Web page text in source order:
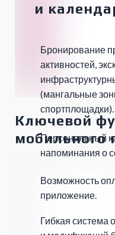
и
Гибкая система
Возможность
приложение.
Персональный
напоминания о
Бронирование
активностей,
(мангальные
спортплощадки).
Ключевой
мобильного